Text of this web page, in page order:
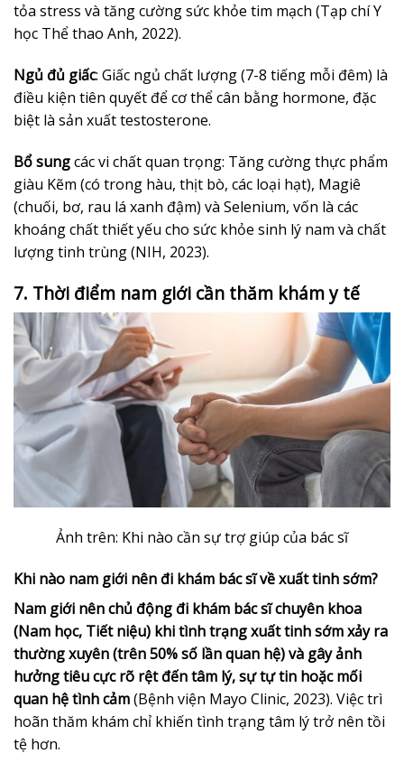
tỏa stress và tăng cường sức khỏe tim mạch (Tạp chí Y
học Thể thao Anh, 2022).
Ngủ đủ giấc: Giấc ngủ chất lượng (7-8 tiếng mỗi đêm) là
điều kiện tiên quyết để cơ thể cân bằng hormone, đặc
biệt là sản xuất testosterone.
Bổ sungcác vi chất quan trọng: Tăng cường thực phẩm
giàu Kẽm (có trong hàu, thịt bò, các loại hạt), Magiê
(chuối, bơ, rau lá xanh đậm) và Selenium, vốn là các
khoáng chất thiết yếu cho sức khỏe sinh lý nam và chất
lượng tinh trùng (NIH, 2023).
7. Thời điểm nam giới cần thăm khám y tế
Ảnh trên: Khi nào cần sự trợ giúp của bác sĩ
Khi nào nam giới nên đi khám bác sĩ về xuất tinh sớm?
Nam giới nên chủ động đi khám bác sĩ chuyên khoa
(Nam học, Tiết niệu) khi tình trạng xuất tinh sớm xảy ra
thường xuyên (trên 50% số lần quan hệ) và gây ảnh
hưởng tiêu cực rõ rệt đến tâm lý, sự tự tin hoặc mối
quan hệ tình cảm(Bệnh viện Mayo Clinic, 2023). Việc trì
hoãn thăm khám chỉ khiến tình trạng tâm lý trở nên tồi
tệ hơn.